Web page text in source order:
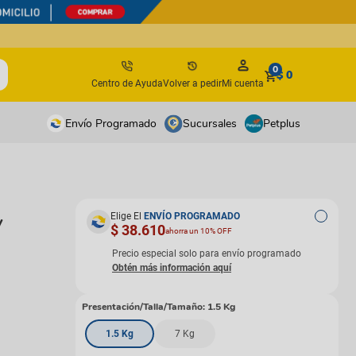
Centro de AyudaVolver a pedirMi cuenta
0$ 0
y suplementos
y suplementos
Envío Programado Sucursales Petplus
Elige El ENVÍO PROGRAMADO
$ 38.610ahorra un 10% OFF
Precio especial solo para envío programado
Presentación/Talla/Tamaño: 1.5 Kg
1.5 Kg 7 Kg